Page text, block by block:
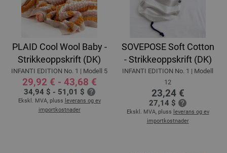
PLAID Cool Wool Baby -
Strikkeoppskrift (DK)
INFANTI EDITION No. 1 | Modell 5
29,92 € - 43,68 €
34,94 $ - 51,01 $
Ekskl. MVA, pluss leverans og ev
importkostnader
SOVEPOSE Soft Cotton
- Strikkeoppskrift (DK)
INFANTI EDITION No. 1 | Modell
12
23,24 €
27,14 $
Ekskl. MVA, pluss leverans og ev
importkostnader